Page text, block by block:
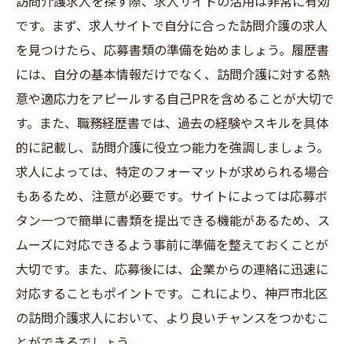
です。まず、求人サイトで自分に合った訪問介護の求人
を見つけたら、応募書類の準備を始めましょう。履歴書
には、自分の基本情報だけでなく、訪問介護に対する熱
意や適応力をアピールする自己PRを含めることが大切で
す。また、職務経歴書では、過去の経験やスキルを具体
的に記載し、訪問介護に役立つ能力を強調しましょう。
求人によっては、特定のフォーマットが求められる場合
もあるため、注意が必要です。サイトによっては応募ボ
タン一つで簡単に書類を提出できる機能があるため、ス
ムーズに対応できるよう事前に準備を整えておくことが
大切です。また、応募後には、企業からの連絡に迅速に
対応することもポイントです。これにより、神戸市北区
の訪問介護求人において、より良いチャンスをつかむこ